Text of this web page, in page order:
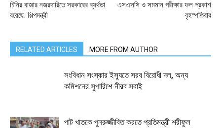
চিনির বাজার নজরদারিতে সরকারের ব্যর্থতা
রয়েছে: শিল্পমন্ত্রী
এসএসসি ও সমমান পরীক্ষার ফল প্রকাশ
বৃহস্পতিবার
RELATED ARTICLES MORE FROM AUTHOR
সংবিধান সংস্কার ইস্যুতে সরব বিরোধী দল, অন্য
কমিশনের সুপারিশে নীরব সবাই
পাট খাতকে পুনরুজ্জীবিত করতে প্রতিমন্ত্রী শরীফুল